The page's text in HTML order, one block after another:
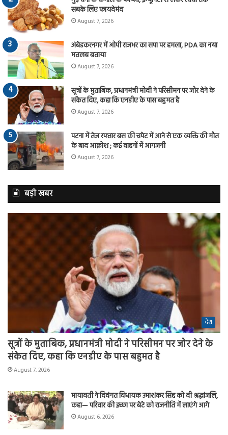
सबके लिए फायदेमंद
August 7, 2026
अंबेडकरनगर में ओपी राजभर का सपा पर हमला, PDA का नया
मतलब बताया
August 7, 2026
सूत्रों के मुताबिक, प्रधानमंत्री मोदी ने परिसीमन पर जोर देने के
संकेत दिए, कहा कि एनडीए के पास बहुमत है
August 7, 2026
पटना में तेज रफ्तार बस की चपेट में आने से एक व्यक्ति की मौत
के बाद आक्रोश ; कई वाहनों में आगजनी
August 7, 2026
बड़ी खबर
देश
सूत्रों के मुताबिक, प्रधानमंत्री मोदी ने परिसीमन पर जोर देने के
संकेत दिए, कहा कि एनडीए के पास बहुमत है
August 7, 2026
मायावती ने दिवंगत विधायक उमाशंकर सिंह को दी श्रद्धांजलि,
कहा— परिवार की इच्छा पर बेटे को राजनीति में लाएंगे आगे
August 6, 2026